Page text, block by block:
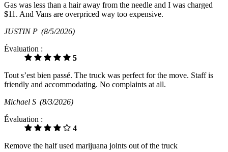
Gas was less than a hair away from the needle and I was charged
$11. And Vans are overpriced way too expensive.
JUSTIN P (8/5/2026)
Évaluation :
5
Tout s’est bien passé. The truck was perfect for the move. Staff is
friendly and accommodating. No complaints at all.
Michael S (8/3/2026)
Évaluation :
4
Remove the half used marijuana joints out of the truck